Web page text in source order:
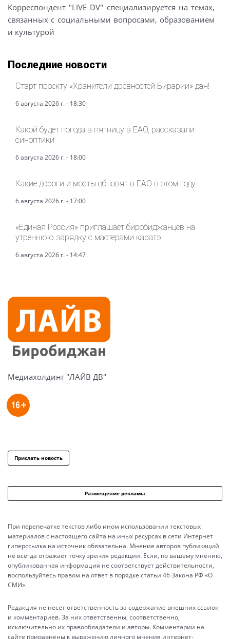
Корреспондент "LIVE DV" специализируется на темах,
связанных с социальными вопросами, образованием
и культурой
Последние новости
Старт проекту «Хранители древностей Бирарии» дан!
6 августа 2026 г. - 18:30
Какой будет погода в пятницу в ЕАО, рассказали
синоптики
6 августа 2026 г. - 18:00
Какие дороги и мосты обновят в ЕАО в этом году
6 августа 2026 г. - 17:00
«Единая Россия» приглашает биробиджанцев на
утреннюю зарядку с мастерами каратэ
6 августа 2026 г. - 14:47
Медиахолдинг "ЛАЙВ ДВ"
Прислать новость
Размещение рекламы
При перепечатке текстов либо ином использовании текстовых
материалов с настоящего сайта на иных ресурсах в сети Интернет
гиперссылка на источник обязательна. Мнение авторов публикаций
не всегда отражает точку зрения редакции. Если, по вашему мнению,
опубликованная информация не соответствует действительности,
воспользуйтесь правом на ответ в порядке статьи 46 Закона РФ «О
СМИ».
Редакция не несет ответственность за содержание внешних ссылок
и комментариев. За них ответственны, соответственно,
исключительно их правообладатели и авторы. Комментарии на
сайте приравнены к выражению личного мнения интернет-